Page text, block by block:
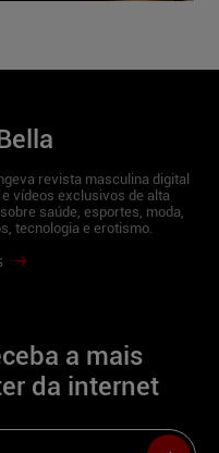
revista masculina digital
vídeos exclusivos de alta
saúde, esportes, moda,
tecnologia e erotismo.
a mais
da internet